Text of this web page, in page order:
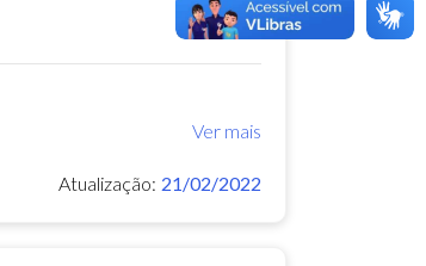
Ver mais
Atualização: 21/02/2022